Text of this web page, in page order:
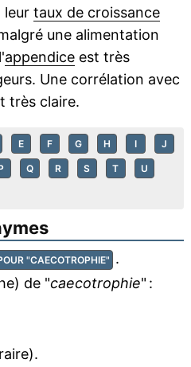
leur taux de croissance
une alimentation
appendiceest très
Une corrélation avec
très claire.
E F G H I J
Q R S T U
"CAECOTROPHIE" .
de "caecotrophie" :